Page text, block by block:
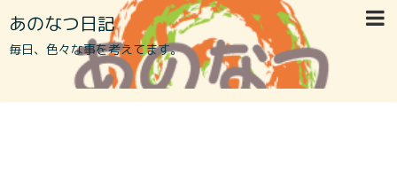
あのなつ日記
毎日、色々な事を考えてます。